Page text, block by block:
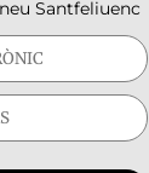
Santfeliuenc